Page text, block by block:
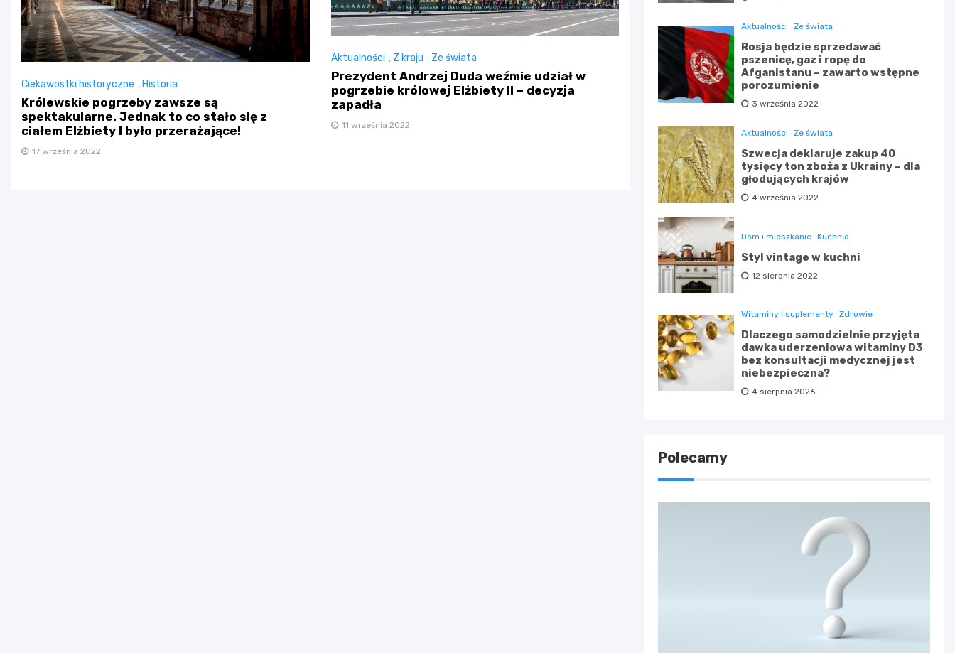
Ciekawostki historyczne , Historia
Królewskie pogrzeby zawsze są
spektakularne. Jednak to co stało się z
ciałem Elżbiety I było przerażające!
17 września 2022
Aktualności , Z kraju , Ze świata
Prezydent Andrzej Duda weźmie udział w
pogrzebie królowej Elżbiety II – decyzja
zapadła
11 września 2022
Aktualności Ze świata
Rosja będzie sprzedawać
pszenicę, gaz i ropę do
Afganistanu – zawarto wstępne
porozumienie
3 września 2022
Aktualności Ze świata
Szwecja deklaruje zakup 40
tysięcy ton zboża z Ukrainy – dla
głodujących krajów
4 września 2022
Dom i mieszkanie Kuchnia
Styl vintage w kuchni
12 sierpnia 2022
Witaminy i suplementy Zdrowie
Dlaczego samodzielnie przyjęta
dawka uderzeniowa witaminy D3
bez konsultacji medycznej jest
niebezpieczna?
4 sierpnia 2026
Polecamy